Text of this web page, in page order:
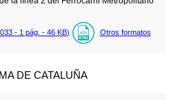
- 1 pág. - 46 KB) Otros formatos
DE CATALUÑA